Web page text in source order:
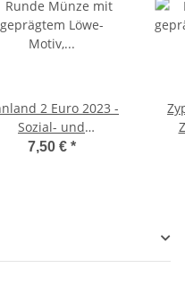
2 Euro 2023 -
Sozial- und
Gesundheitsdienste
7,50 € *